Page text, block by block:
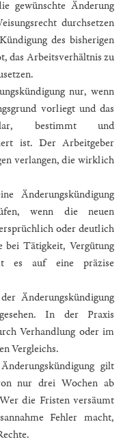
gewünschte Änderung
durchsetzen
des bisherigen
das Arbeitsverhältnis zu
nur, wenn
vorliegt und das
klar, bestimmt und
ist. Der Arbeitgeber
verlangen, die wirklich
Änderungskündigung
wenn die neuen
oder deutlich
bei Tätigkeit, Vergütung
es auf eine präzise
Änderungskündigung
In der Praxis
Verhandlung oder im
Vergleichs.
gilt
nur drei Wochen ab
die Fristen versäumt
Fehler macht,